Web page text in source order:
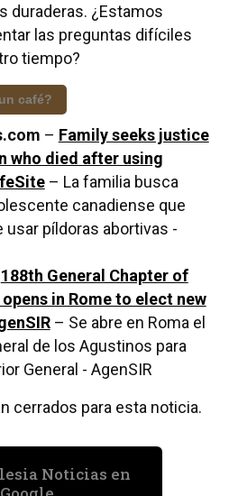
duraderas. ¿Estamos
las preguntas difíciles
tiempo?
café?
– Family seeks justice
who died after using
– La familia busca
canadiense que
píldoras abortivas -
188th General Chapter of
in Rome to elect new
– Se abre en Roma el
de los Agustinos para
General - AgenSIR
cerrados para esta noticia.
Noticias en